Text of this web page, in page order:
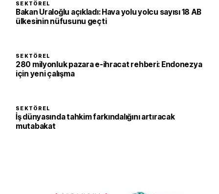
SEKTÖREL
Bakan Uraloğlu açıkladı: Hava yolu yolcu sayısı 18 AB
ülkesinin nüfusunu geçti
SEKTÖREL
280 milyonluk pazara e-ihracat rehberi: Endonezya
için yeni çalışma
SEKTÖREL
İş dünyasında tahkim farkındalığını artıracak
mutabakat